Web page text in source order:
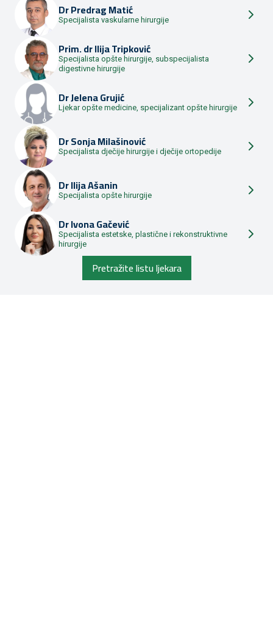
DrPredrag Matić
Specijalista vaskularne hirurgije
Prim. drIlija Tripković
Specijalista opšte hirurgije, subspecijalista
digestivne hirurgije
DrJelena Grujić
Ljekar opšte medicine, specijalizant opšte hirurgije
DrSonja Milašinović
Specijalista dječije hirurgije i dječije ortopedije
DrIlija Ašanin
Specijalista opšte hirurgije
DrIvona Gačević
Specijalista estetske, plastične i rekonstruktivne
hirurgije
Pretražite listu ljekara